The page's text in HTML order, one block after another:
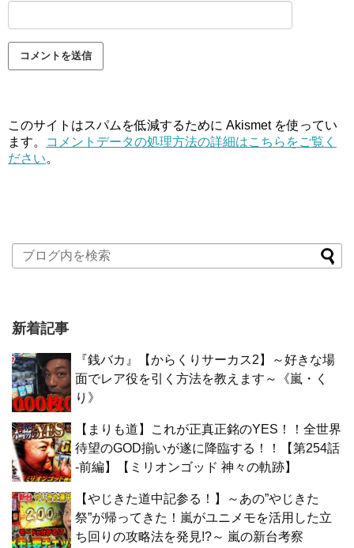
このサイトはスパムを低減するために Akismet を使ってい
ます。
コメントデータの処理方法の詳細はこちらをご覧く
ださい。
新着記事
『銭バカ』【からくりサーカス2】～好きな場
面でレア役を引く方法を教えます～《嵐・く
り》
【まりも道】これが正真正銘のYES！！全世界
待望のGOD揃いが遂に降臨する！！【第254話
-前編】【ミリオンゴッド 神々の軌跡】
【やじきた道中記参る！】～あの”やじきた
祭”が帰ってきた！嵐がユニメモを活用した立
ち回りの攻略法を発見!?～ 嵐の新台考察